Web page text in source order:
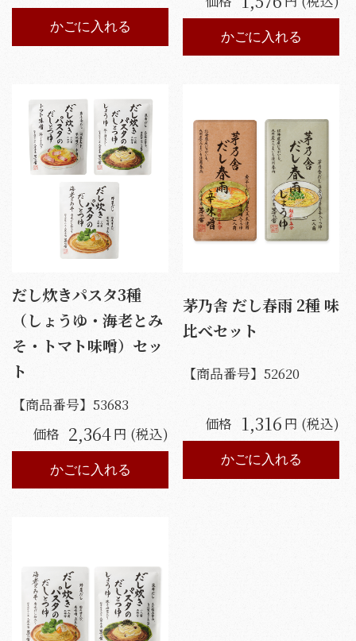
かごに入れる
かごに入れる
だし炊きパスタ3種
（しょうゆ・海老とみ
そ・トマト味噌）セッ
ト
【商品番号】 53683
価格 2,364円 (税込)
かごに入れる
茅乃舎 だし春雨 2種 味
比べセット
【商品番号】52620
価格 1,316 円 (税込)
かごに入れる